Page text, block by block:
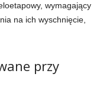
wymagający
na ich wyschnięcie,
przy